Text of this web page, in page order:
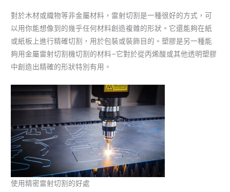
對於木材或織物等非金屬材料，雷射切割是一種很好的方式，可
以用你能想像到的幾乎任何材料創造複雜的形狀。它還能夠在紙
或紙板上進行精確切割，用於包裝或裝飾目的。塑膠是另一種能
夠用金屬雷射切割機切割的材料–它對於從丙烯酸或其他透明塑膠
中創造出精確的形狀特別有用。
使用精密雷射切割的好處